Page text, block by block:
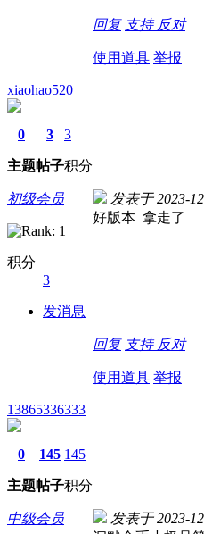
回复 支持 反对
使用道具 举报
xiaohao520
0
主题
3
帖子
3
积分
初级会员
积分
3
发消息
发表于 2023-
好版本 拿走了
回复 支持 反对
使用道具 举报
13865336333
0
主题
145
帖子
145
积分
中级会员 发表于 2023-